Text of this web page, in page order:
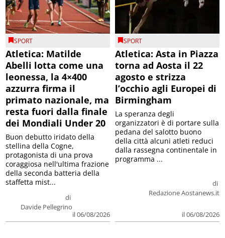
SPORT
Atletica: Matilde
Abelli lotta come una
leonessa, la 4×400
azzurra firma il
primato nazionale, ma
resta fuori dalla finale
dei Mondiali Under 20
di
Davide Pellegrino
il 06/08/2026
Buon debutto iridato della
stellina della Cogne,
protagonista di una prova
coraggiosa nell'ultima frazione
della seconda batteria della
staffetta mist...
SPORT
Atletica: Asta in Piazza
torna ad Aosta il 22
agosto e strizza
l’occhio agli Europei di
Birmingham
di
Redazione Aostanews.it
il 06/08/2026
La speranza degli
organizzatori è di portare sulla
pedana del salotto buono
della città alcuni atleti reduci
dalla rassegna continentale in
programma ...